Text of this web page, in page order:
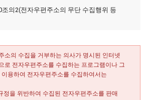
의2(전자우편주소의 무단 수집행위 등
소의 수집을 거부하는 의사가 명시된 인터넷
로 전자우편주소를 수집하는 프로그램이나 그
용하여 전자우편주소를 수집하여서는
정을 위반하여 수집된 전자우편주소를 판매